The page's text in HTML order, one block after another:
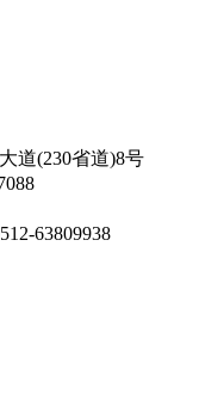
道(230省道)8号
63809938